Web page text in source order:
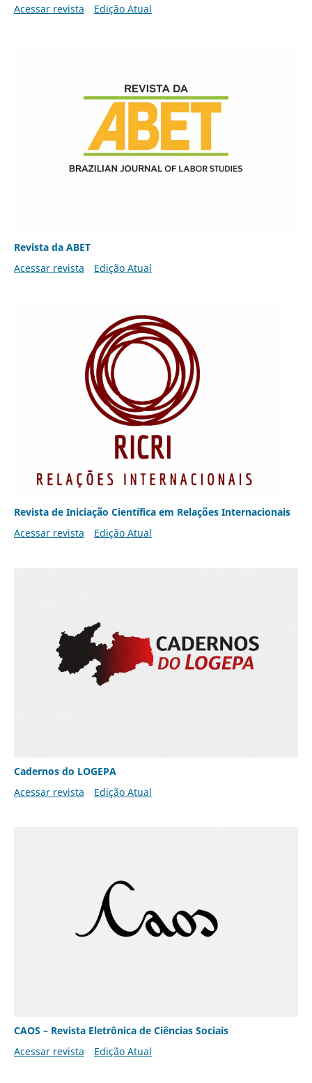
Acessar revista Edição Atual
Revista da ABET
Acessar revista
Edição Atual
Revista de Iniciação Científica em Relações Internacionais
Acessar revista
Edição Atual
Cadernos do LOGEPA
Acessar revista
Edição Atual
CAOS – Revista Eletrônica de Ciências Sociais
Acessar revista
Edição Atual